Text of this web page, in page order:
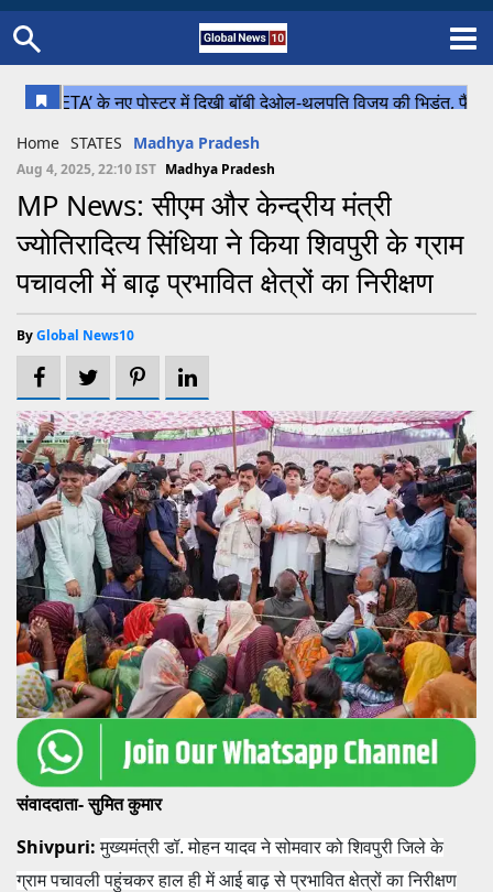
Uttar Pradesh
Chhattisgarh
Bihar
Uttrakhand
Cricket
Football
Home STATES Madhya Pradesh
Aug 4, 2025, 22:10 IST Madhya Pradesh
MP News: सीएम और केन्द्रीय मंत्री
ज्योतिरादित्य सिंधिया ने किया शिवपुरी के ग्राम
पचावली में बाढ़ प्रभावित क्षेत्रों का निरीक्षण
ByGlobal News10
संवाददाता- सुमित कुमार
Shivpuri: मुख्यमंत्री डॉ. मोहन यादव ने सोमवार को शिवपुरी जिले के
ग्राम पचावली पहुंचकर हाल ही में आई बाढ़ से प्रभावित क्षेत्रों का निरीक्षण